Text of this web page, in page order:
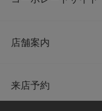
店舗案内
来店予約